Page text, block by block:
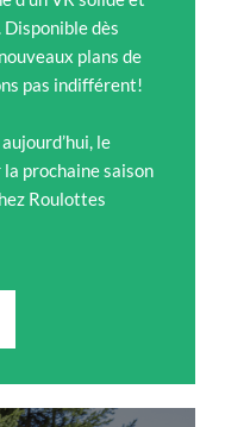
dès
plans de
pas indifférent!
le
prochaine saison
Roulottes